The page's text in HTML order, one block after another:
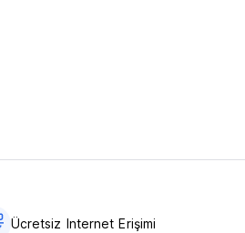
Ücretsiz Internet Erişimi